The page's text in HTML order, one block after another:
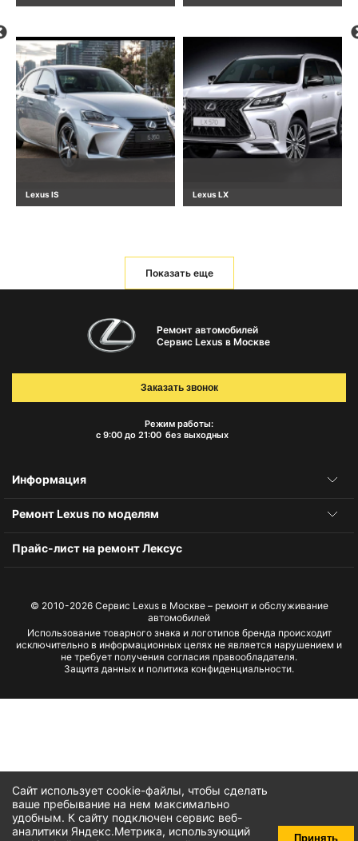
Lexus IS Lexus LX
Показать еще
Сайт использует cookie-файлы, чтобы сделать
ваше пребывание на нем максимально
удобным. К cайту подключен сервис веб-
аналитики Яндекс.Метрика, использующий
Принять
Ремонт автомобилей
Сервис Lexus в Москве
Режим работы:
с 9:00 до 21:00 без выходных
Заказать звонок
Информация
Ремонт Lexus по моделям
Прайс-лист на ремонт Лексус
© 2010-2026 Сервис Lexus в Москве – ремонт и обслуживание
автомобилей
Использование товарного знака и логотипов бренда происходит
исключительно в информационных целях не является нарушением и
не требует получения согласия правообладателя.
Защита данных и политика конфиденциальности.